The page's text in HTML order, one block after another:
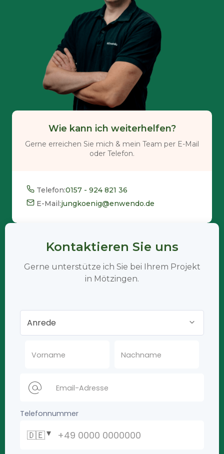
Wie kann ich weiterhelfen?
Gerne erreichen Sie mich & mein Team per E-Mail
oder Telefon.
Telefon:0157 - 924 821 36
E-Mail:jungkoenig@enwendo.de
Kontaktieren Sie uns
Gerne unterstütze ich Sie bei Ihrem Projekt
in Mötzingen.